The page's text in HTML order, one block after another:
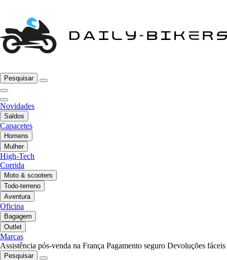
Pesquisar
Novidades
Saldos
Capacetes
Homens
Mulher
High-Tech
Corrida
Moto & scooters
Todo-terreno
Aventura
Oficina
Bagagem
Outlet
Marcas
Assistência pós-venda na França Pagamento seguro Devoluções fáceis
Pesquisar